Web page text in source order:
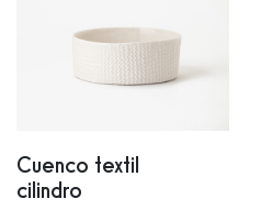
Cuenco textil
cilindro